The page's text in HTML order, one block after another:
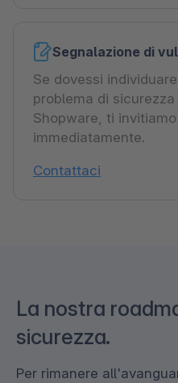
Segnalazione di
Se dovessi
problema di
Shopware, ti
immediatamente.
Contattaci
La nostra
sicurezza.
Per rimanere